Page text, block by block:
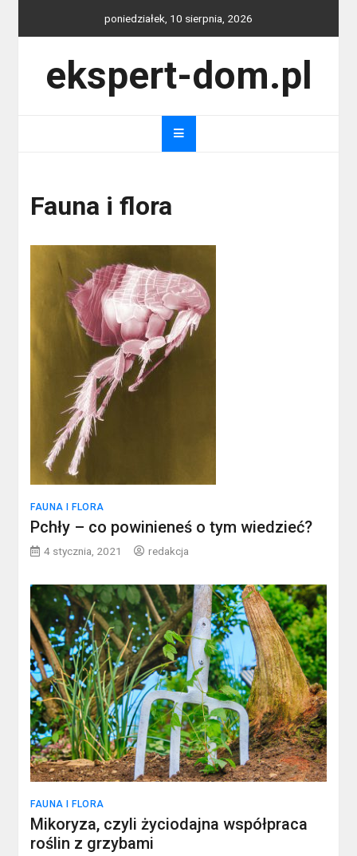
poniedziałek, 10 sierpnia, 2026
ekspert-dom.pl
Fauna i flora
FAUNA I FLORA
Pchły – co powinieneś o tym wiedzieć?
4 stycznia, 2021 redakcja
FAUNA I FLORA
Mikoryza, czyli życiodajna współpraca
roślin z grzybami